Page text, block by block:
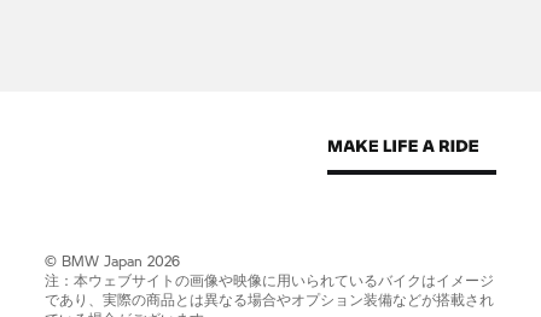
© BMW Japan 2026
注：本ウェブサイトの画像や映像に用いられているバイクはイメージ
であり、実際の商品とは異なる場合やオプション装備などが搭載され